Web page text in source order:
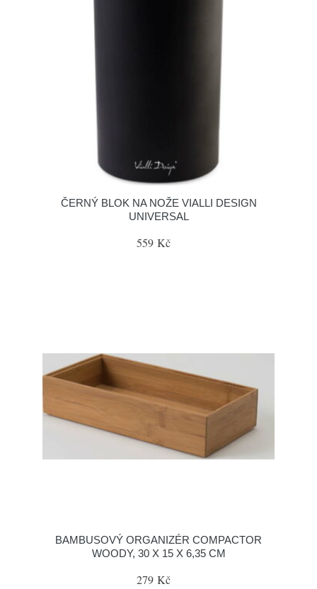
ČERNÝ BLOK NA NOŽE VIALLI DESIGN
UNIVERSAL
559 Kč
BAMBUSOVÝ ORGANIZÉR COMPACTOR
WOODY, 30 X 15 X 6,35 CM
279 Kč